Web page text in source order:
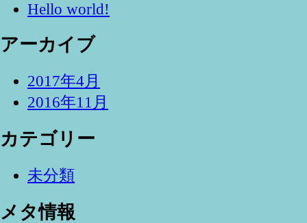
Hello world!
アーカイブ
2017年4月
2016年11月
カテゴリー
未分類
メタ情報